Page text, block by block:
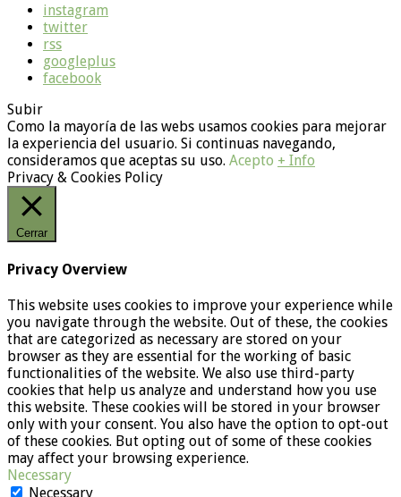
instagram
twitter
rss
googleplus
facebook
Subir
Como la mayoría de las webs usamos cookies para mejorar
la experiencia del usuario. Si continuas navegando,
consideramos que aceptas su uso. Acepto + Info
Privacy & Cookies Policy
Cerrar
Privacy Overview
This website uses cookies to improve your experience while
you navigate through the website. Out of these, the cookies
that are categorized as necessary are stored on your
browser as they are essential for the working of basic
functionalities of the website. We also use third-party
cookies that help us analyze and understand how you use
this website. These cookies will be stored in your browser
only with your consent. You also have the option to opt-out
of these cookies. But opting out of some of these cookies
may affect your browsing experience.
Necessary
Necessary